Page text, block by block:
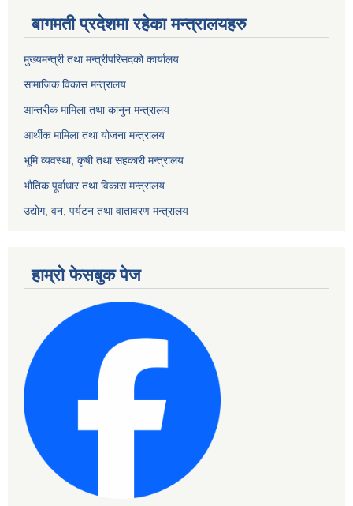
बागमती प्रदेशमा रहेका मन्त्रालयहरु
मुख्यमन्त्री तथा मन्त्रीपरिसदको कार्यालय
सामाजिक विकास मन्त्रालय
आन्तरीक मामिला तथा कानुन मन्त्रालय
आर्थीक मामिला तथा योजना मन्त्रालय
भूमि व्यवस्था, कृषी तथा सहकारी मन्त्रालय
भौतिक पूर्वाधार तथा विकास मन्त्रालय
उद्योग, वन, पर्यटन तथा वातावरण मन्त्रालय
हाम्रो फेसबुक पेज